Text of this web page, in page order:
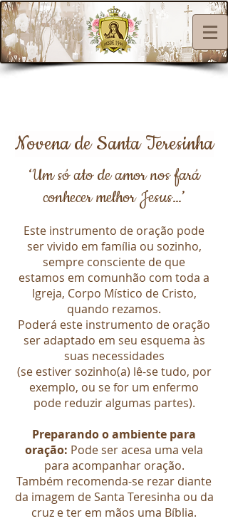
Novena de Santa Teresinha
‘Um só ato de amor nos fará
conhecer melhor Jesus…’
Este instrumento de oração pode
ser vivido em família ou sozinho,
sempre consciente de que
estamos em comunhão com toda a
Igreja, Corpo Místico de Cristo,
quando rezamos.
Poderá este instrumento de oração
ser adaptado em seu esquema às
suas necessidades
(se estiver sozinho(a) lê-se tudo, por
exemplo, ou se for um enfermo
pode reduzir algumas partes).
Preparando o ambiente para
oração: Pode ser acesa uma vela
para acompanhar oração.
Também recomenda-se rezar diante
da imagem de Santa Teresinha ou da
cruz e ter em mãos uma Bíblia.